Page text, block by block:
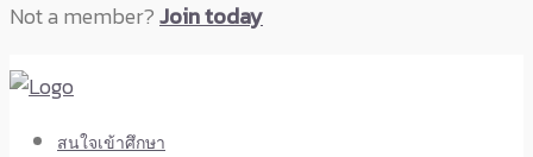
Not a member?Join today
สนใจเข้าศึกษา